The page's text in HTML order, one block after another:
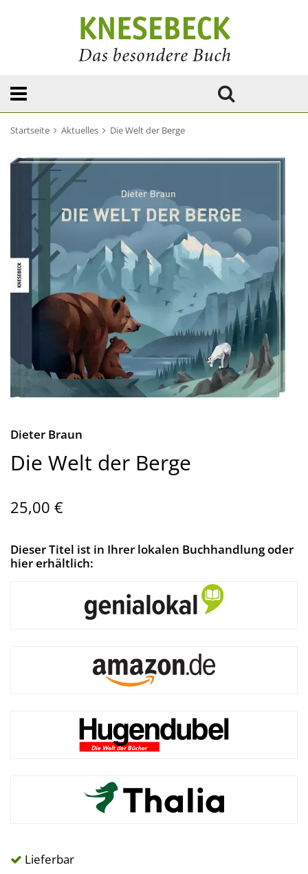
Startseite Aktuelles Die Welt der Berge
Dieter Braun
Die Welt der Berge
25,00 €
Dieser Titel ist in Ihrer lokalen Buchhandlung oder
hier erhältlich:
Lieferbar